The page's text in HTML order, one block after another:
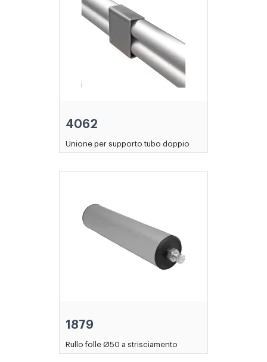
4062
Unione per supporto tubo doppio
1879
Rullo folle Ø50 a strisciamento